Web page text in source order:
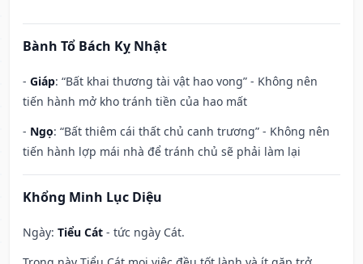
Bành Tổ Bách Kỵ Nhật
- Giáp: “Bất khai thương tài vật hao vong” - Không nên
tiến hành mở kho tránh tiền của hao mất
- Ngọ: “Bất thiêm cái thất chủ canh trương” - Không nên
tiến hành lợp mái nhà để tránh chủ sẽ phải làm lại
Khổng Minh Lục Diệu
Ngày: Tiểu Cát - tức ngày Cát.